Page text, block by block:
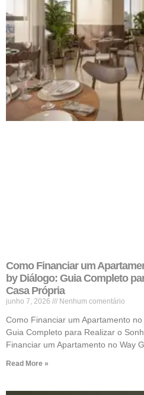
Como Financiar um
by Diálogo: Guia Completo
Casa Própria
junho 7, 2026 Nenhum comentário
Como Financiar um Apartamento
Guia Completo para Realizar o
Financiar um Apartamento no Way
Read More »